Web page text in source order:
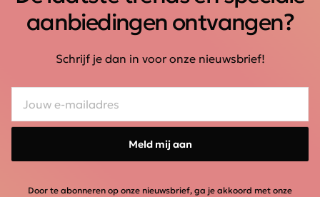
aanbiedingen ontvangen?
Schrijf je dan in voor onze nieuwsbrief!
Meld mij aan
Door te abonneren op onze nieuwsbrief, ga je akkoord met onze